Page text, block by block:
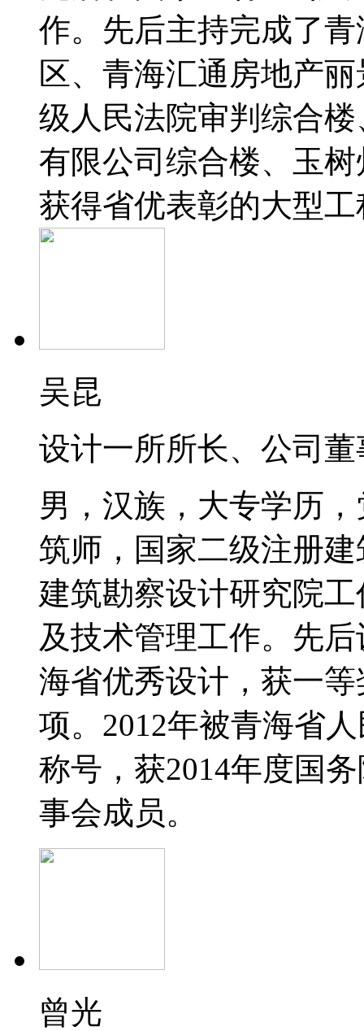
作。先后主持完成了
区、青海汇通房地产
级人民法院审判综合
有限公司综合楼、玉
获得省优表彰的大型
吴昆
设计一所所长、公司
男，汉族，大专学历
筑师，国家二级注册
建筑勘察设计研究院
及技术管理工作。先
海省优秀设计，获一
项。2012年被青海省
称号，获2014年度国
事会成员。
曾光